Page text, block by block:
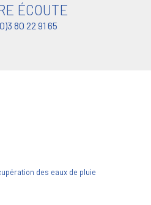
ÉCOUTE
80 22 91 65
des eaux de pluie